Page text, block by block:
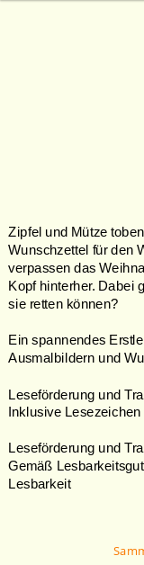
Zipfel und Mütze
Wunschzettel für den
verpassen das
Kopf hinterher. Dabei
sie retten können?
Ein spannendes
Ausmalbildern und
Leseförderung und
Inklusive
Leseförderung und
Gemäß
Lesbarkeit